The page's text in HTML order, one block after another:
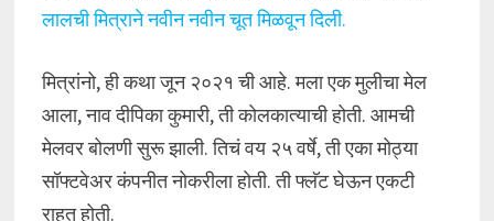
लालची मित्राने नवीन नवीन चूत मिळवून दिली.
मित्रांनो, ही कथा जून २०२१ ची आहे. मला एक मुलीचा मेल
आला, नाव दीपिका कुमारी, ती कोलकात्याची होती. आमची
मेलवर बोलणी सुरू झाली. तिचं वय २५ वर्षे, ती एका मोठ्या
सॉफ्टवेअर कंपनीत नोकरीला होती. ती फ्लॅट घेऊन एकटी
राहत होती.